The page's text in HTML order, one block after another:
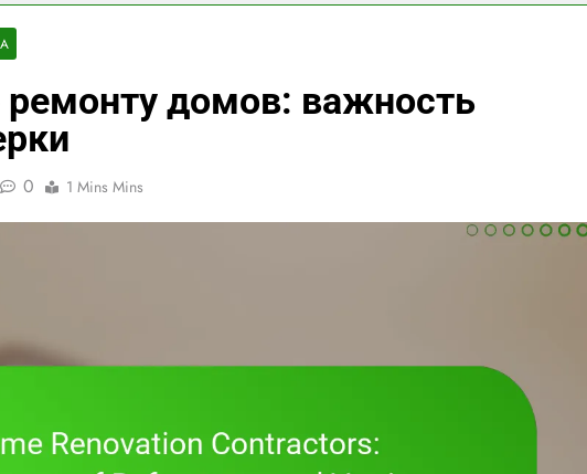
домов: важность
0 1 Mins Mins